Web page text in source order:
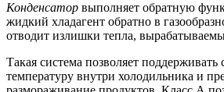
Конденсатор выполняет обратную
жидкий хладагент обратно в
отводит излишки тепла,
Такая система позволяет
температуру внутри холодильника и